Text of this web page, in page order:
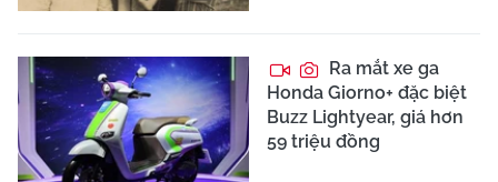
Ra mắt xe ga
Honda Giorno+ đặc biệt
Buzz Lightyear, giá hơn
59 triệu đồng